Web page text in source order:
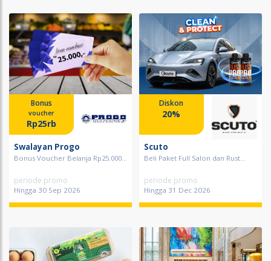
Bonus
voucher
Rp25rb
Swalayan Progo
Bonus Voucher Belanja Rp25.000...
periode promo
Hingga 30 Sep 2026
Diskon
20%
Scuto
Beli Paket Full Salon dan Rust...
periode promo
Hingga 31 Dec 2026